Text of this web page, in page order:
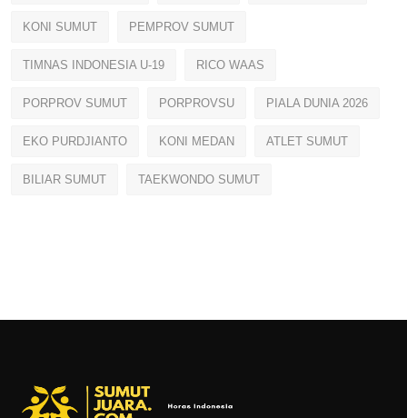
KONI SUMUT PEMPROV SUMUT
TIMNAS INDONESIA U-19 RICO WAAS
PORPROV SUMUT PORPROVSU PIALA DUNIA 2026
EKO PURDJIANTO KONI MEDAN ATLET SUMUT
BILIAR SUMUT TAEKWONDO SUMUT